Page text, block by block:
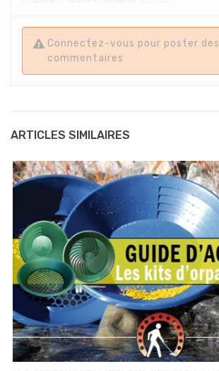
Connectez-vous pour poster des
commentaires
ARTICLES SIMILAIRES